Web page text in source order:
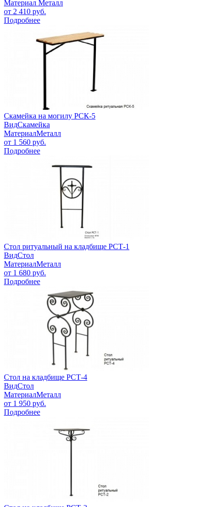
Материал Металл
от 2 410 руб.
Подробнее
Скамейка на могилу РСК-5
ВидСкамейка
МатериалМеталл
от 1 560 руб.
Подробнее
Стол ритуальный на кладбище РСТ-1
ВидСтол
МатериалМеталл
от 1 680 руб.
Подробнее
Стол на кладбище РСТ-4
ВидСтол
МатериалМеталл
от 1 950 руб.
Подробнее